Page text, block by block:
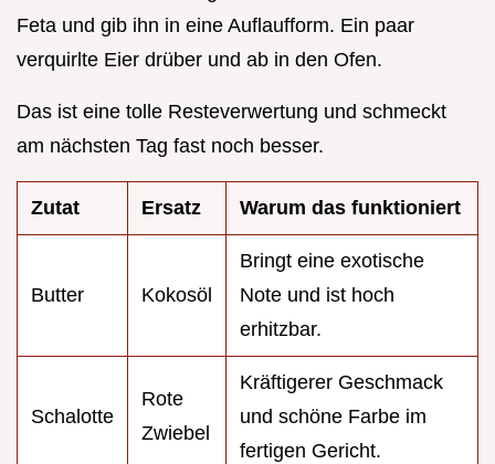
Feta und gib ihn in eine Auflaufform. Ein paar
verquirlte Eier drüber und ab in den Ofen.
Das ist eine tolle Resteverwertung und schmeckt
am nächsten Tag fast noch besser.
Zutat Ersatz Warum das funktioniert
Butter Kokosöl
Bringt eine exotische
Note und ist hoch
erhitzbar.
Schalotte
Rote
Zwiebel
Kräftigerer Geschmack
und schöne Farbe im
fertigen Gericht.